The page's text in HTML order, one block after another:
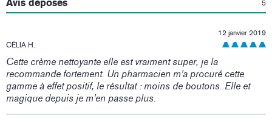
Avis déposés 5
CÉLIA H.
12 janvier 2019
Cette crème nettoyante elle est vraiment super, je la
recommande fortement. Un pharmacien m'a procuré cette
gamme à effet positif, le résultat : moins de boutons. Elle et
magique depuis je m'en passe plus.